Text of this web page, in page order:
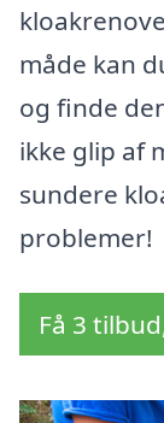
måde kan
og finde
ikke glip af
sundere
problemer!
Få 3